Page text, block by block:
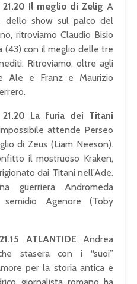
21.20 Il meglio di Zelig A
dello show sul palco del
ritroviamo Claudio Bisio
(43) con il meglio delle tre
Ritroviamo, oltre agli
Ale e Franz e Maurizio
La furia dei Titani
attende Perseo
di Zeus (Liam Neeson).
il mostruoso Kraken,
dai Titani nell’Ade.
guerriera Andromeda
Agenore (Toby
ATLANTIDE Andrea
stasera con i “suoi”
per la storia antica e